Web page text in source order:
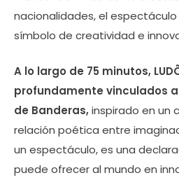
nacionalidades, el
símbolo de creatividad e
A lo largo de 75 minutos,
profundamente vinculados
de Banderas,inspirado en un
relación poética entre
un espectáculo, es una
puede ofrecer al mundo en